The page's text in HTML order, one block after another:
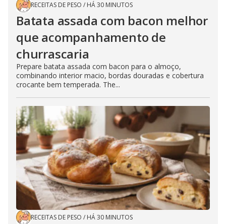
RECEITAS DE PESO / HÁ 30 MINUTOS
Batata assada com bacon melhor
que acompanhamento de
churrascaria
Prepare batata assada com bacon para o almoço,
combinando interior macio, bordas douradas e cobertura
crocante bem temperada. The...
RECEITAS DE PESO / HÁ 30 MINUTOS